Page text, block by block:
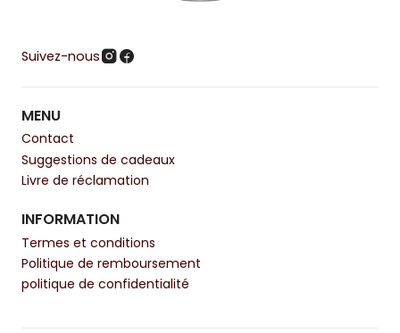
Suivez-nous
MENU
Contact
Suggestions de cadeaux
Livre de réclamation
INFORMATION
Termes et conditions
Politique de remboursement
politique de confidentialité